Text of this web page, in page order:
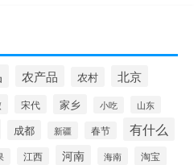
农产品 农村 北京
宋代 家乡 小吃 山东
成都 新疆 春节 有什么
江西 河南 海南 淘宝